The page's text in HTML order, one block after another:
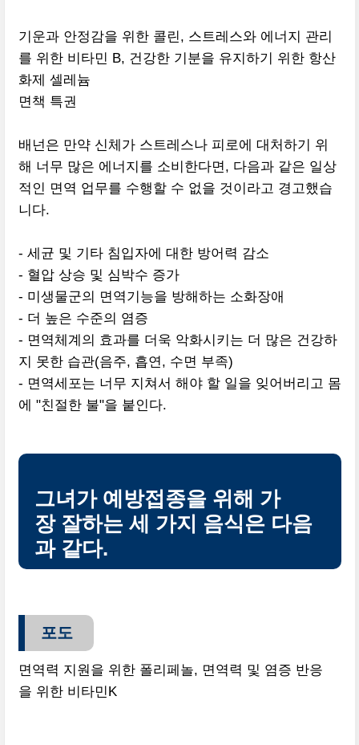
기운과 안정감을 위한 콜린, 스트레스와 에너지 관리
를 위한 비타민 B, 건강한 기분을 유지하기 위한 항산
화제 셀레늄
면책 특권
배넌은 만약 신체가 스트레스나 피로에 대처하기 위
해 너무 많은 에너지를 소비한다면, 다음과 같은 일상
적인 면역 업무를 수행할 수 없을 것이라고 경고했습
니다.
- 세균 및 기타 침입자에 대한 방어력 감소
- 혈압 상승 및 심박수 증가
- 미생물군의 면역기능을 방해하는 소화장애
- 더 높은 수준의 염증
- 면역체계의 효과를 더욱 악화시키는 더 많은 건강하
지 못한 습관(음주, 흡연, 수면 부족)
- 면역세포는 너무 지쳐서 해야 할 일을 잊어버리고 몸
에 "친절한 불"을 붙인다.
그녀가 예방접종을 위해 가
장 잘하는 세 가지 음식은 다음
과 같다.
포도
면역력 지원을 위한 폴리페놀, 면역력 및 염증 반응
을 위한 비타민K